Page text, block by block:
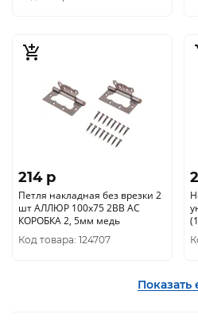
214 p
Петля накладная без врезки 2
шт АЛЛЮР 100х75 2BB AC
КОРОБКА 2, 5мм медь
Код товара: 124707
Показать